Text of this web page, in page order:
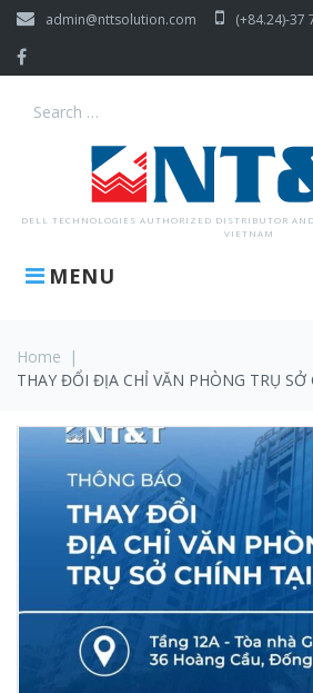
Skip
content
admin@nttsolution.com (+84.24)-37
DELL TECHNOLOGIES AUTHORIZED DISTRIBUTOR
VIETNAM
MENU
Search
Home
|
THAY ĐỔI ĐỊA CHỈ VĂN PHÒNG TRỤ